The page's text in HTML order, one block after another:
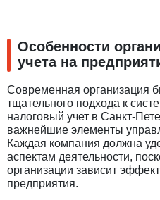
Особенности
учета на
Современная организация
тщательного подхода к
налоговый учет в Санкт-
важнейшие элементы
Каждая компания должна
аспектам деятельности,
организации зависит
предприятия.